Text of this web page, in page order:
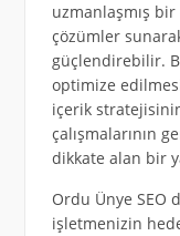
uzmanlaşmış
çözümler
güçlendirebilir.
optimize
içerik
çalışmalarının
dikkate alan bir
Ordu Ünye SEO
işletmenizin